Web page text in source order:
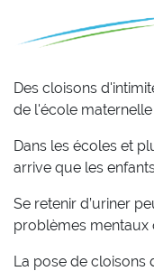
Des cloisons
de l'école
Dans les écoles et
arrive que les
Se retenir d’uriner
problèmes mentaux
La pose de cloisons